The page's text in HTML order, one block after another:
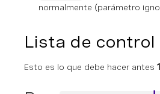
normalmente (parámetro
Lista de control
Esto es lo que debe hacer antes